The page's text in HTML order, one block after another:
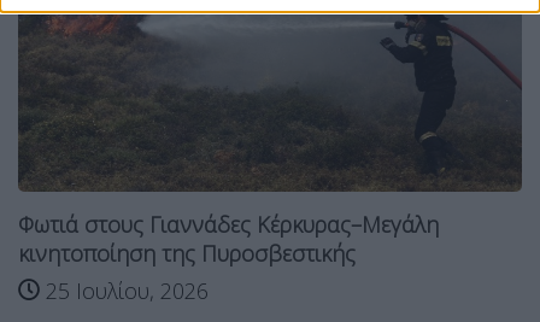
Φωτιά στους Γιαννάδες Κέρκυρας–Μεγάλη
κινητοποίηση της Πυροσβεστικής
25 Ιουλίου, 2026